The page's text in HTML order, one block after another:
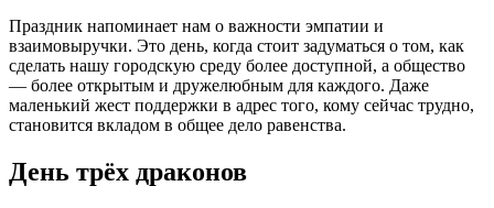
Праздник напоминает нам о важности эмпатии и
взаимовыручки. Это день, когда стоит задуматься о том, как
сделать нашу городскую среду более доступной, а общество
— более открытым и дружелюбным для каждого. Даже
маленький жест поддержки в адрес того, кому сейчас трудно,
становится вкладом в общее дело равенства.
День трёх драконов